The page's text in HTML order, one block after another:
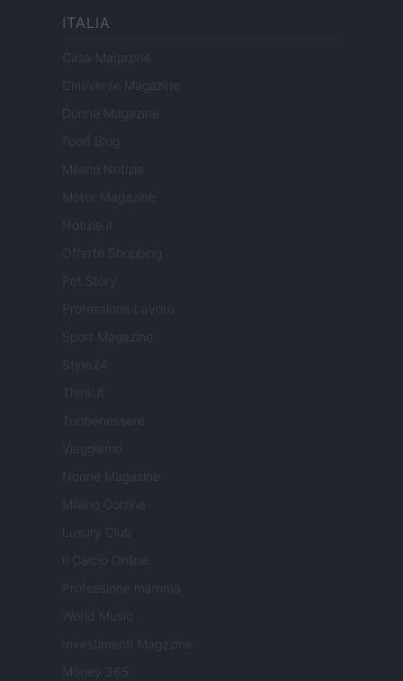
ITALIA
Casa Magazine
Cineverse Magazine
Donne Magazine
Food Blog
Milano Notizie
Motor Magazine
Notizie.it
Offerte Shopping
Pet Story
Professione Lavoro
Sport Magazine
Style24
Think.it
Tuobenessere
Viaggiamo
Nonne Magazine
Milano Cortina
Luxury Club
Il Calcio Online
Professione mamma
World Music
Investimenti Magazine
Money 365